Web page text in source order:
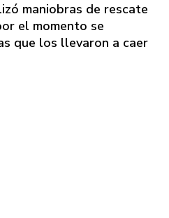
maniobras de rescate
el momento se
que los llevaron a caer